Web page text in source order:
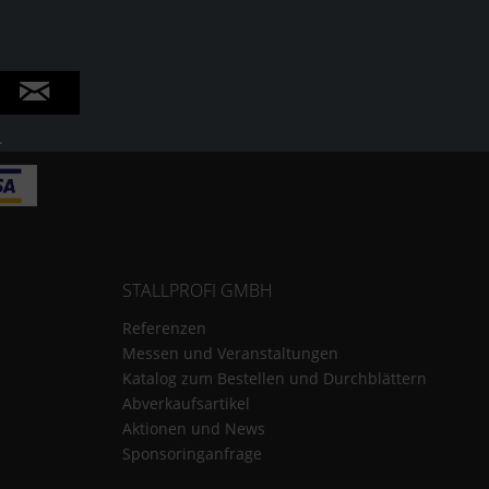
STALLPROFI GMBH
Referenzen
Messen und Veranstaltungen
Katalog zum Bestellen und Durchblättern
Abverkaufsartikel
Aktionen und News
Sponsoringanfrage